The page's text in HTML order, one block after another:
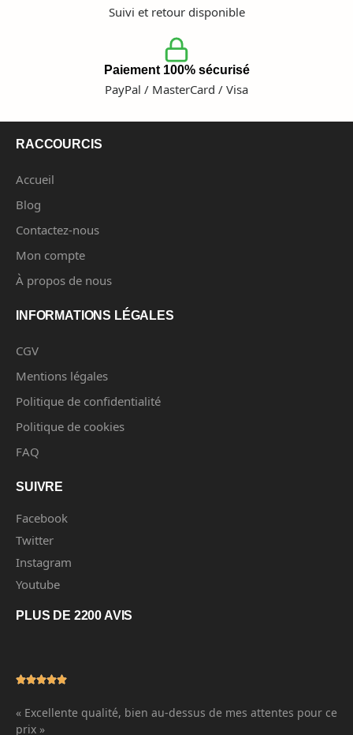
Suivi et retour disponible
Paiement 100% sécurisé
PayPal / MasterCard / Visa
RACCOURCIS
Accueil
Blog
Contactez-nous
Mon compte
À propos de nous
INFORMATIONS LÉGALES
CGV
Mentions légales
Politique de confidentialité
Politique de cookies
FAQ
SUIVRE
Facebook
Twitter
Instagram
Youtube
PLUS DE 2200 AVIS
« Excellente qualité, bien au-dessus de mes attentes pour ce
prix »